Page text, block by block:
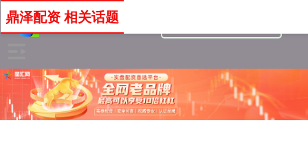
鼎泽配资 相关话题